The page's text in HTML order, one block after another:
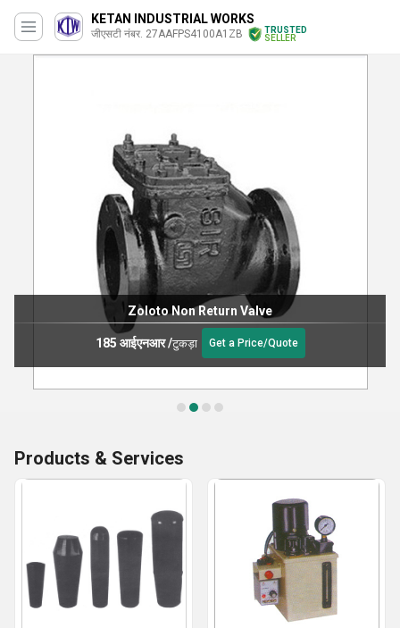
KETAN INDUSTRIAL WORKS
जीएसटी नंबर. 27AAFPS4100A1ZB
TRUSTED
SELLER
Zoloto Non Return Valve
185 आईएनआर/टुकड़ा Get a Price/Quote
Products & Services